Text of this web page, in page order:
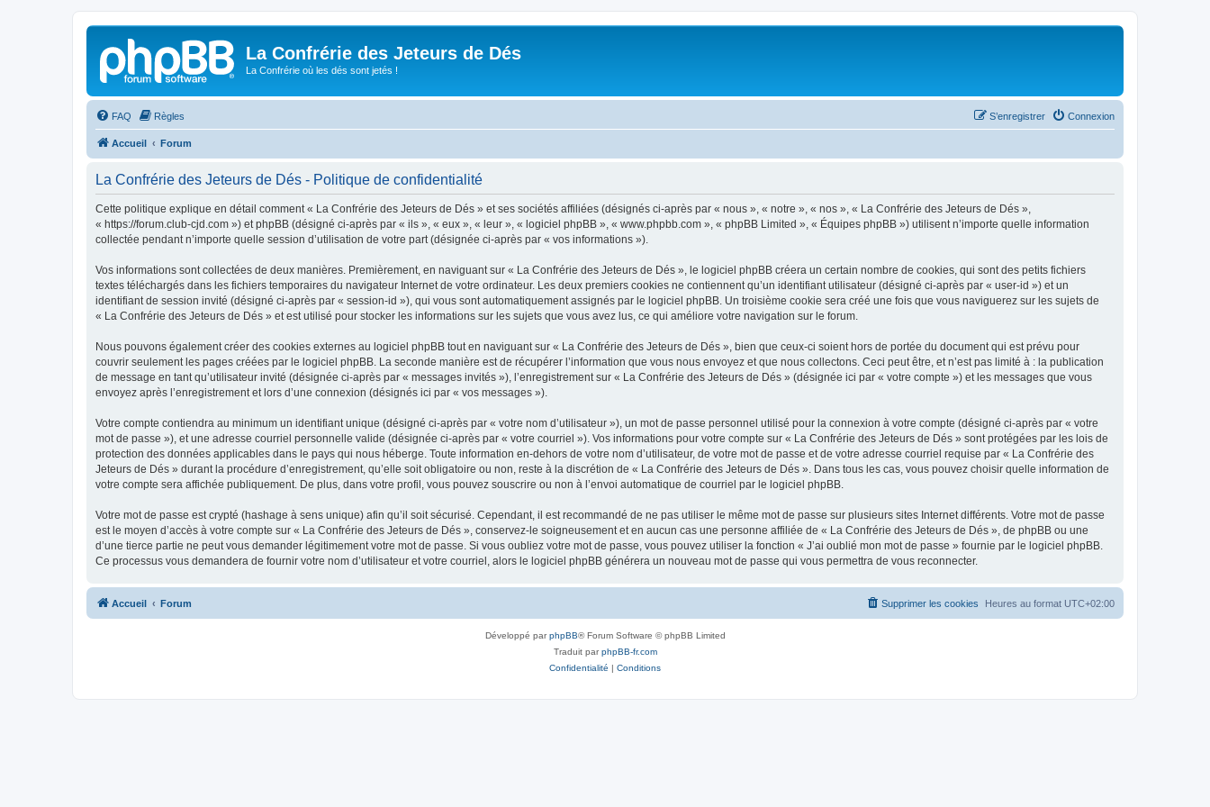
La Confrérie des Jeteurs de Dés
La Confrérie où les dés sont jetés !
FAQ Règles Connexion
S’enregistrer
Accueil Forum
La Confrérie des Jeteurs de Dés - Politique de confidentialité
Cette politique explique en détail comment « La Confrérie des Jeteurs de Dés » et ses sociétés affiliées (désignés ci-après par « nous », « notre », « nos », « La Confrérie des Jeteurs de Dés »,
« https://forum.club-cjd.com ») et phpBB (désigné ci-après par « ils », « eux », « leur », « logiciel phpBB », « www.phpbb.com », « phpBB Limited », « Équipes phpBB ») utilisent n’importe quelle information
collectée pendant n’importe quelle session d’utilisation de votre part (désignée ci-après par « vos informations »).
Vos informations sont collectées de deux manières. Premièrement, en naviguant sur « La Confrérie des Jeteurs de Dés », le logiciel phpBB créera un certain nombre de cookies, qui sont des petits fichiers
textes téléchargés dans les fichiers temporaires du navigateur Internet de votre ordinateur. Les deux premiers cookies ne contiennent qu’un identifiant utilisateur (désigné ci-après par « user-id ») et un
identifiant de session invité (désigné ci-après par « session-id »), qui vous sont automatiquement assignés par le logiciel phpBB. Un troisième cookie sera créé une fois que vous naviguerez sur les sujets de
« La Confrérie des Jeteurs de Dés » et est utilisé pour stocker les informations sur les sujets que vous avez lus, ce qui améliore votre navigation sur le forum.
Nous pouvons également créer des cookies externes au logiciel phpBB tout en naviguant sur « La Confrérie des Jeteurs de Dés », bien que ceux-ci soient hors de portée du document qui est prévu pour
couvrir seulement les pages créées par le logiciel phpBB. La seconde manière est de récupérer l’information que vous nous envoyez et que nous collectons. Ceci peut être, et n’est pas limité à : la publication
de message en tant qu’utilisateur invité (désignée ci-après par « messages invités »), l’enregistrement sur « La Confrérie des Jeteurs de Dés » (désignée ici par « votre compte ») et les messages que vous
envoyez après l’enregistrement et lors d’une connexion (désignés ici par « vos messages »).
Votre compte contiendra au minimum un identifiant unique (désigné ci-après par « votre nom d’utilisateur »), un mot de passe personnel utilisé pour la connexion à votre compte (désigné ci-après par « votre
mot de passe »), et une adresse courriel personnelle valide (désignée ci-après par « votre courriel »). Vos informations pour votre compte sur « La Confrérie des Jeteurs de Dés » sont protégées par les lois de
protection des données applicables dans le pays qui nous héberge. Toute information en-dehors de votre nom d’utilisateur, de votre mot de passe et de votre adresse courriel requise par « La Confrérie des
Jeteurs de Dés » durant la procédure d’enregistrement, qu’elle soit obligatoire ou non, reste à la discrétion de « La Confrérie des Jeteurs de Dés ». Dans tous les cas, vous pouvez choisir quelle information de
votre compte sera affichée publiquement. De plus, dans votre profil, vous pouvez souscrire ou non à l’envoi automatique de courriel par le logiciel phpBB.
Votre mot de passe est crypté (hashage à sens unique) afin qu’il soit sécurisé. Cependant, il est recommandé de ne pas utiliser le même mot de passe sur plusieurs sites Internet différents. Votre mot de passe
est le moyen d’accès à votre compte sur « La Confrérie des Jeteurs de Dés », conservez-le soigneusement et en aucun cas une personne affiliée de « La Confrérie des Jeteurs de Dés », de phpBB ou une
d’une tierce partie ne peut vous demander légitimement votre mot de passe. Si vous oubliez votre mot de passe, vous pouvez utiliser la fonction « J’ai oublié mon mot de passe » fournie par le logiciel phpBB.
Ce processus vous demandera de fournir votre nom d’utilisateur et votre courriel, alors le logiciel phpBB générera un nouveau mot de passe qui vous permettra de vous reconnecter.
Accueil Forum Heures au format UTC+02:00
Supprimer les cookies
Développé parphpBB® Forum Software © phpBB Limited
Traduit parphpBB-fr.com
Confidentialité | Conditions